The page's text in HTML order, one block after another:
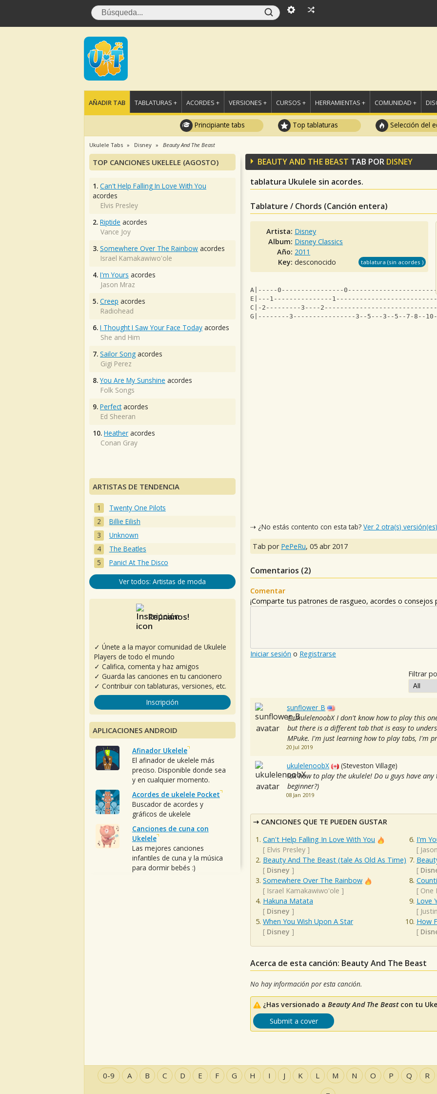
AÑADIR TAB TABLATURAS + ACORDES + VERSIONES + CURSOS + HERRAMIENTAS + COMUNIDAD +
Principiante tabs Top tablaturas Selección del
Ukulele Tabs Disney Beauty And The Beast
BEAUTY AND THE BEAST TAB POR DISNEY
tablatura Ukulele sin acordes.
Tablature / Chords (Canción entera)
Artista: Disney
Album: Disney Classics
Año: 2011
Key:desconocido tablatura (sin acordes )
A|-----0----------------
E|---1---------------
C|-2---------3----
G|--------3----------------3--5---3--5--7-8--
⇢ ¿No estás contento con esta tab? Ver 2 otra(s) versión(es)
Tab por PePeRu, 05 abr 2017
Comentarios (2)
Comentar
¡Comparte tus patrones de rasgueo, acordes o
Iniciar sesión o Registrarse
Filtrar
sunflower_B
@ukulelenoobX I don't know how to play this
but there is a different tab that is easy to
MPuke. I'm just learning how to play tabs, I'm
20 Jul 2019
ukulelenoobX
(Steveston Village)
Idk how to play the ukulele! Do u guys have
beginner?)
08 Jan 2019
CANCIONES QUE TE PUEDEN GUSTAR
Can't Help Falling In Love With You
[ Elvis Presley ]
Beauty And The Beast (tale As Old As Time)
[ Disney ]
Somewhere Over The Rainbow
[ Israel Kamakawiwo'ole ]
Hakuna Matata
[ Disney ]
When You Wish Upon A Star
[ Disney ]
I'm
[
[
[ One
Love
[
How
[
Acerca de esta canción: Beauty And The Beast
No hay información por esta canción.
¿Has versionado a Beauty And The Beastcon tu
Submit a cover
TOP CANCIONES UKELELE (AGOSTO)
1. Can't Help Falling In Love With You
acordes
Elvis Presley
2. Riptide acordes
Vance Joy
3. Somewhere Over The Rainbow acordes
Israel Kamakawiwo'ole
4. I'm Yours acordes
Jason Mraz
5. Creep acordes
Radiohead
6. I Thought I Saw Your Face Today acordes
She and Him
7. Sailor Song acordes
Gigi Perez
8. You Are My Sunshine acordes
Folk Songs
9. Perfectacordes
Ed Sheeran
10. Heather acordes
Conan Gray
ARTISTAS DE TENDENCIA
Twenty One Pilots
Billie Eilish
Unknown
The Beatles
Panic! At The Disco
Ver todos: Artistas de moda
Reúnanos!
✓ Únete a la mayor comunidad de Ukulele
Players de todo el mundo
✓ Califica, comenta y haz amigos
✓ Guarda las canciones en tu cancionero
✓ Contribuir con tablaturas, versiones, etc.
Inscripción
APLICACIONES ANDROID
Afinador Ukelele
El afinador de ukelele más
preciso. Disponible donde sea
y en cualquier momento.
Acordes de ukelele Pocket
Buscador de acordes y
gráficos de ukelele
Canciones de cuna con
Ukelele
Las mejores canciones
infantiles de cuna y la música
para dormir bebés :)
0-9 A B C D E F G H I J K L M N O P Q R